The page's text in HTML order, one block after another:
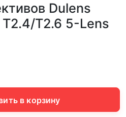
Dulens
T2.4/T2.6 5-Lens
в корзину